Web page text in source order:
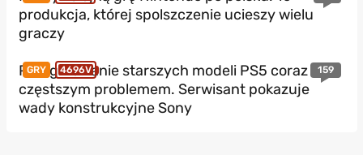
produkcja, której spolszczenie ucieszy wielu
graczy
GRY 4696V 159
Przegrzewanie starszych modeli PS5 coraz
częstszym problemem. Serwisant pokazuje
wady konstrukcyjne Sony